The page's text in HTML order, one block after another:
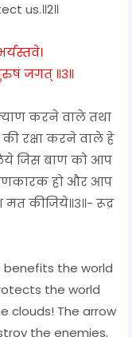
us.॥2॥
जगत् ॥३॥
करने वाले तथा
रक्षा करने वाले हे
जिस बाण को आप
हो और आप
मत कीजिये॥३॥- रूद्र
benefits the world
the world
clouds! The arrow
the enemies,